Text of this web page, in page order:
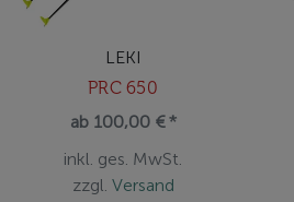
LEKI
PRC 650
ab 100,00 € *
inkl. ges. MwSt.
zzgl. Versand